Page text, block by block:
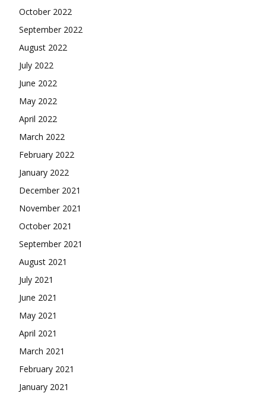
October 2022
September 2022
August 2022
July 2022
June 2022
May 2022
April 2022
March 2022
February 2022
January 2022
December 2021
November 2021
October 2021
September 2021
August 2021
July 2021
June 2021
May 2021
April 2021
March 2021
February 2021
January 2021